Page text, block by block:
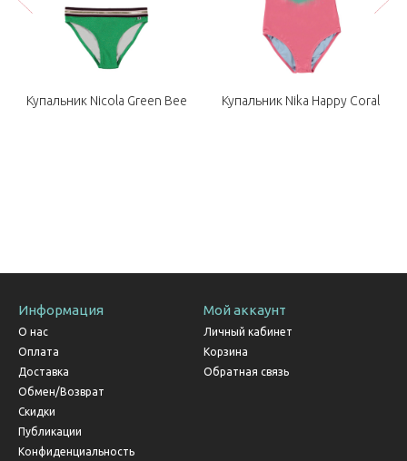
Купальник Nicola Green Bee Купальник Nika Happy Coral
Информация
О нас
Оплата
Доставка
Обмен/Возврат
Скидки
Публикации
Конфиденциальность
Мой аккаунт
Личный кабинет
Корзина
Обратная связь